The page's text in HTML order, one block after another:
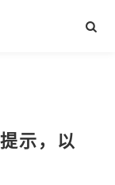
示，以